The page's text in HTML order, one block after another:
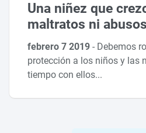
Una niñez que
maltratos ni abusos
febrero 7 2019- Debemos
protección a los niños y las
tiempo con ellos...